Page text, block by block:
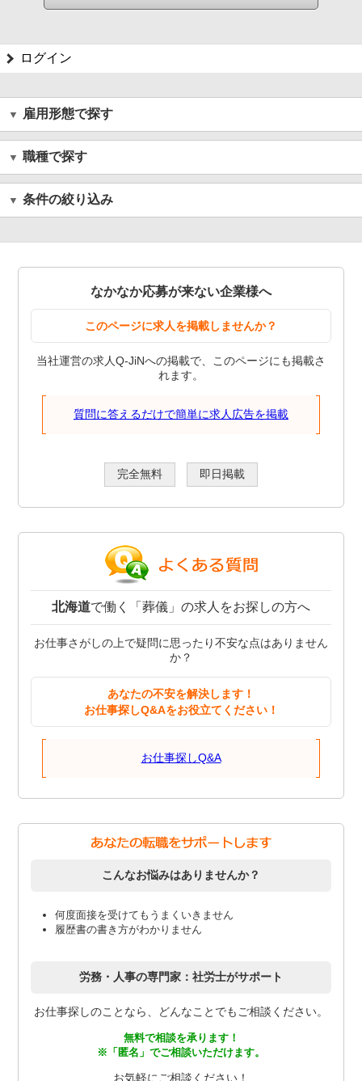
ログイン
雇用形態で探す
職種で探す
条件の絞り込み
なかなか応募が来ない企業様へ
このページに求人を掲載しませんか？
当社運営の求人Q-JiNへの掲載で、このページにも掲載さ
れます。
質問に答えるだけで簡単に求人広告を掲載
完全無料 即日掲載
北海道で働く「葬儀」の求人をお探しの方へ
お仕事さがしの上で疑問に思ったり不安な点はありません
か？
あなたの不安を解決します！
お仕事探しQ&Aをお役立てください！
お仕事探しQ&A
こんなお悩みはありませんか？
何度面接を受けてもうまくいきません
履歴書の書き方がわかりません
労務・人事の専門家：社労士がサポート
お仕事探しのことなら、どんなことでもご相談ください。
無料で相談を承ります！
※「匿名」でご相談いただけます。
お気軽にご相談ください！